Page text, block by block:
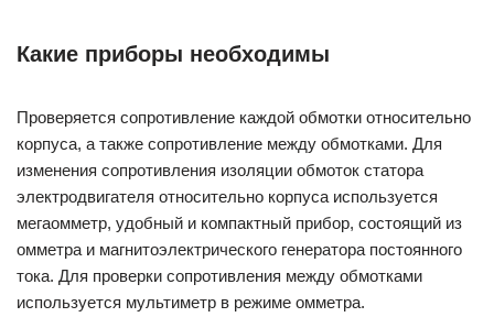
Какие приборы необходимы
Проверяется сопротивление каждой обмотки относительно
корпуса, а также сопротивление между обмотками. Для
изменения сопротивления изоляции обмоток статора
электродвигателя относительно корпуса используется
мегаомметр, удобный и компактный прибор, состоящий из
омметра и магнитоэлектрического генератора постоянного
тока. Для проверки сопротивления между обмотками
используется мультиметр в режиме омметра.